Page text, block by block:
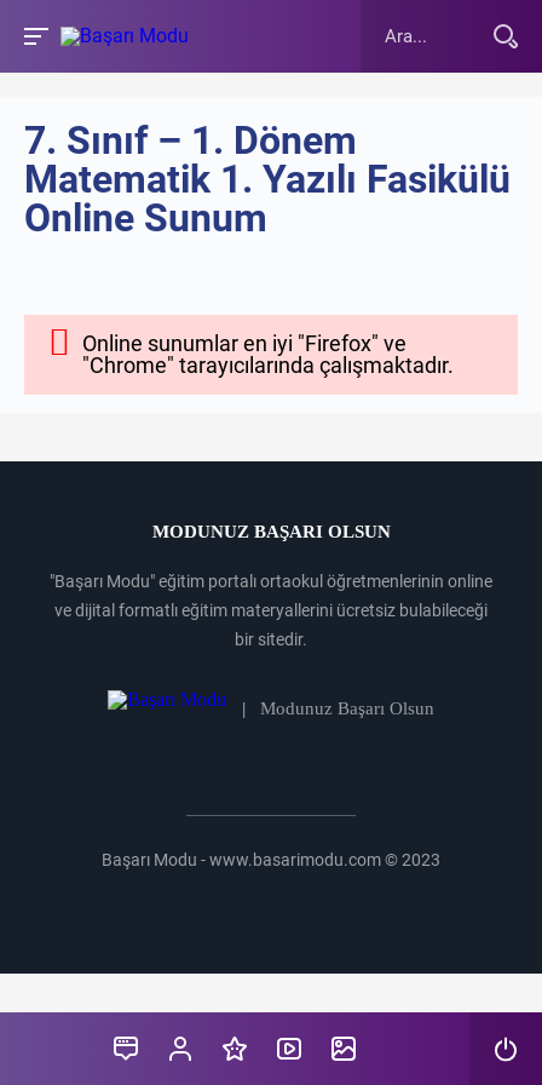
7. Sınıf – 1. Dönem
Matematik 1. Yazılı Fasikülü
Online Sunum
Online sunumlar en iyi "Firefox" ve
"Chrome" tarayıcılarında çalışmaktadır.
MODUNUZ BAŞARI OLSUN
"Başarı Modu" eğitim portalı ortaokul öğretmenlerinin online
ve dijital formatlı eğitim materyallerini ücretsiz bulabileceği
bir sitedir.
| Modunuz Başarı Olsun
Başarı Modu - www.basarimodu.com © 2023